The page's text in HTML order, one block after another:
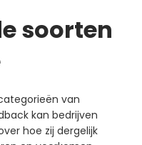
soorten
van
kan bedrijven
hoe zij dergelijk